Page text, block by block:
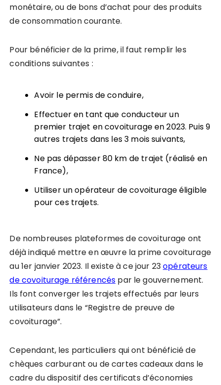
monétaire, ou de bons d’achat pour des produits
de consommation courante.
Pour bénéficier de la prime, il faut remplir les
conditions suivantes :
Avoir le permis de conduire,
Effectuer en tant que conducteur un
premier trajet en covoiturage en 2023. Puis 9
autres trajets dans les 3 mois suivants,
Ne pas dépasser 80 km de trajet (réalisé en
France),
Utiliser un opérateur de covoiturage éligible
pour ces trajets.
De nombreuses plateformes de covoiturage ont
déjà indiqué mettre en œuvre la prime covoiturage
au 1er janvier 2023. Il existe à ce jour 23opérateurs
de covoiturage référencés par le gouvernement.
Ils font converger les trajets effectués par leurs
utilisateurs dans le “Registre de preuve de
covoiturage”.
Cependant, les particuliers qui ont bénéficié de
chèques carburant ou de cartes cadeaux dans le
cadre du dispositif des certificats d’économies